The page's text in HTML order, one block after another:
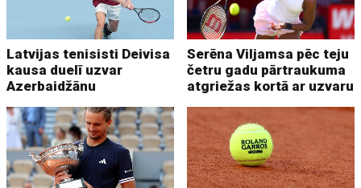
Latvijas tenisisti Deivisa
kausa duelī uzvar
Azerbaidžānu
Serēna Viljamsa pēc teju
četru gadu pārtraukuma
atgriežas kortā ar uzvaru